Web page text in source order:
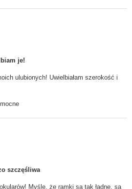
je!
ulubionych! Uwielbiałam szerokość i
szczęśliwa
Myślę, że ramki są tak ładne, są